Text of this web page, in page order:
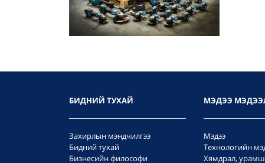
БИДНИЙ ТУХАЙ
Захирлын мэндчилгээ
Бидний тухай
Бизнесийн философи
МЭДЭЭ
Мэдээ
Технологийн
Хямдрал,